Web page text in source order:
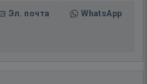
Эл. почта WhatsApp